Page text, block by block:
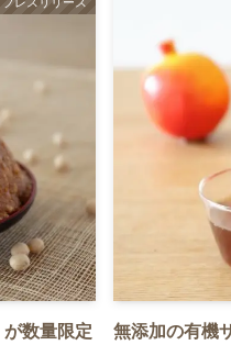
数量限定
無添加の有機